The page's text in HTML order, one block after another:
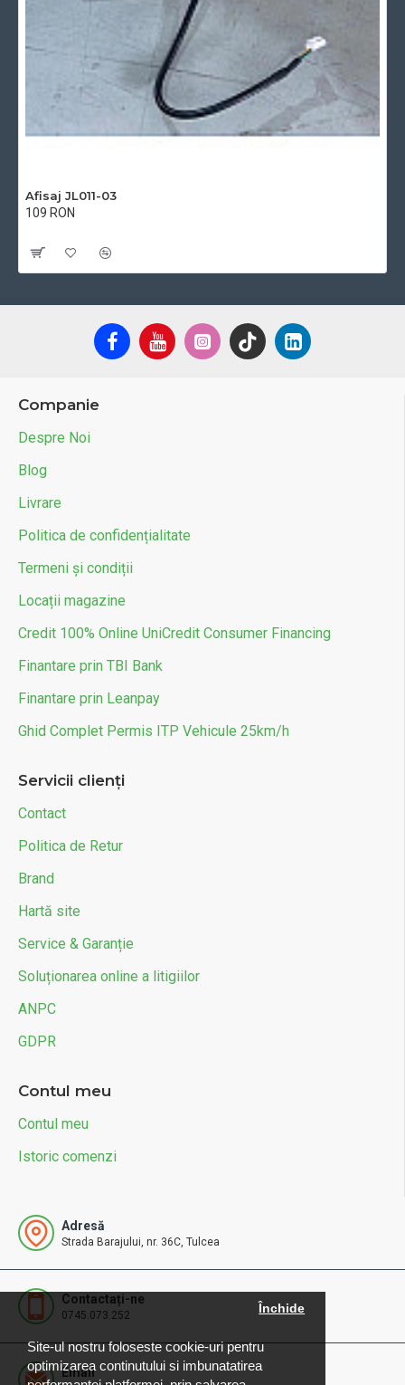
Site-ul nostru foloseste cookie-uri pentru
optimizarea continutului si imbunatatirea
Închide
Afisaj JL011-03
109 RON
Companie
Despre Noi
Blog
Livrare
Politica de confidențialitate
Termeni și condiții
Locații magazine
Credit 100% Online UniCredit Consumer Financing
Finantare prin TBI Bank
Finantare prin Leanpay
Ghid Complet Permis ITP Vehicule 25km/h
Servicii clienți
Contact
Politica de Retur
Brand
Hartă site
Service & Garanție
Soluționarea online a litigiilor
ANPC
GDPR
Contul meu
Contul meu
Istoric comenzi
Adresă
Strada Barajului, nr. 36C, Tulcea
Contactați-ne
0745.073.252
Email